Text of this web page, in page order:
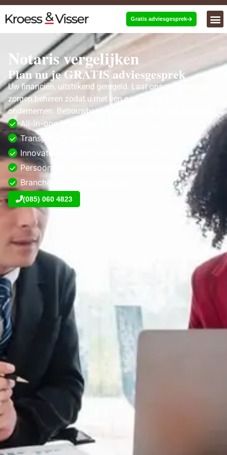
Gratis adviesgesprek
Notaris vergelijken
Plan nu je GRATIS adviesgesprek
Uw financiën, uitstekend geregeld. Laat ons uw financiële
zorgen beheren zodat u met een gerust hart kunt
ondernemen. Betrouwbare experts, optimale oplossingen.
All-in-one financiële dienstverlening
Transparante prijzen
Innovatieve technologische oplossingen
Persoonlijke en proactieve klantbenadering
Branchespecifieke expertise
(085) 060 4823